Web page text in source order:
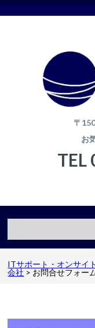
〒
お
TEL
ITサポート・オンサイ
会社 > お問合せフォー